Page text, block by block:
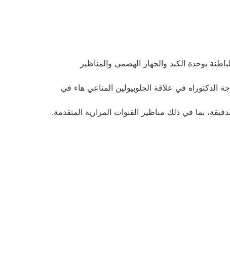
بوحدة الكبد والجهاز الهضمي والمناظير
في علاقة الجلوبيولين المناعي هاء في